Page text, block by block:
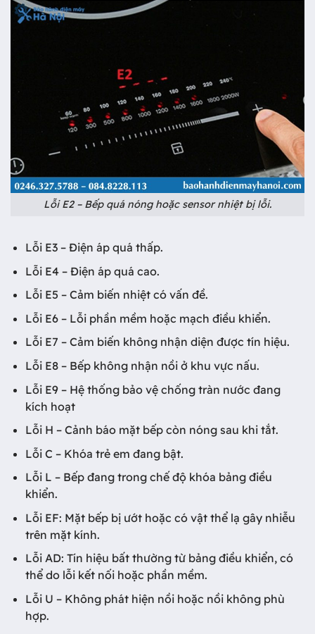
Lỗi E2 – Bếp quá nóng hoặc sensor nhiệt bị lỗi.
Lỗi E3 – Điện áp quá thấp.
Lỗi E4 – Điện áp quá cao.
Lỗi E5 – Cảm biến nhiệt có vấn đề.
Lỗi E6 – Lỗi phần mềm hoặc mạch điều khiển.
Lỗi E7 – Cảm biến không nhận diện được tín hiệu.
Lỗi E8 – Bếp không nhận nồi ở khu vực nấu.
Lỗi E9 – Hệ thống bảo vệ chống tràn nước đang
kích hoạt
Lỗi H – Cảnh báo mặt bếp còn nóng sau khi tắt.
Lỗi C – Khóa trẻ em đang bật.
Lỗi L – Bếp đang trong chế độ khóa bảng điều
khiển.
Lỗi EF: Mặt bếp bị ướt hoặc có vật thể lạ gây nhiễu
trên mặt kính.
Lỗi AD: Tín hiệu bất thường từ bảng điều khiển, có
thể do lỗi kết nối hoặc phần mềm.
Lỗi U – Không phát hiện nồi hoặc nồi không phù
hợp.